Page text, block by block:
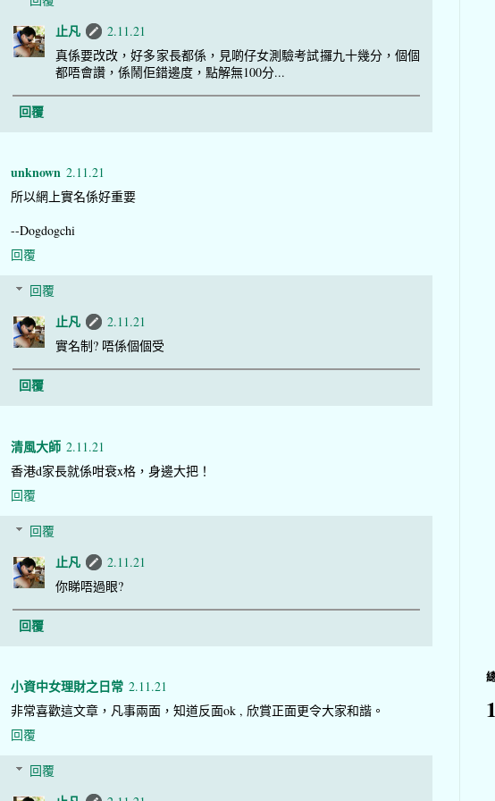
止凡
2.11.21
真係要改改，好多家長都係，見啲仔女測驗考試攞九十幾分，個個
都唔會讚，係鬧佢錯邊度，點解無100分...
回覆
unknown 2.11.21
所以網上實名係好重要
--Dogdogchi
回覆
回覆
止凡
2.11.21
實名制? 唔係個個受
回覆
清風大師 2.11.21
香港d家長就係咁衰x格，身邊大把！
回覆
回覆
止凡
2.11.21
你睇唔過眼?
回覆
小資中女理財之日常 2.11.21
非常喜歡這文章，凡事兩面，知道反面ok , 欣賞正面更令大家和諧。
回覆
回覆